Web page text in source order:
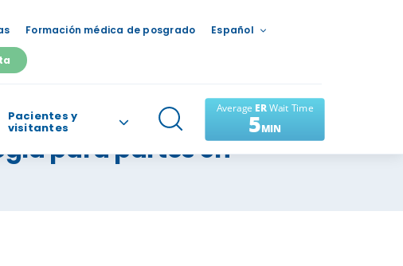
Formación médica de posgrado Español
Pacientes y
visitantes
para partos en